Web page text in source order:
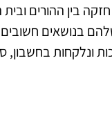
בין ההורים
בנושאים חשובים
ונלקחות בחשבון,